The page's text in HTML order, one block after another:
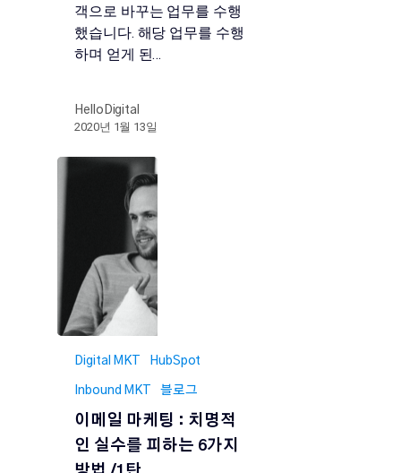
객으로 바꾸는 업무를 수행
했습니다. 해당 업무를 수행
하며 얻게 된…
HelloDigital
2020년 1월 13일
Digital MKT HubSpot
Inbound MKT 블로그
이메일 마케팅 : 치명적
인 실수를 피하는 6가지